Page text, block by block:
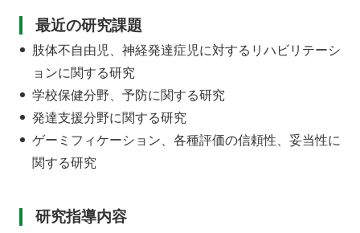
最近の研究課題
肢体不自由児、神経発達症児に対するリハビリテーシ
ョンに関する研究
学校保健分野、予防に関する研究
発達支援分野に関する研究
ゲーミフィケーション、各種評価の信頼性、妥当性に
関する研究
研究指導内容